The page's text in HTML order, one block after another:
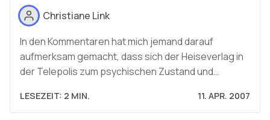
Christiane Link
In den Kommentaren hat mich jemand darauf
aufmerksam gemacht, dass sich der Heiseverlag in
der Telepolis zum psychischen Zustand und…
LESEZEIT: 2 MIN. 11. APR. 2007